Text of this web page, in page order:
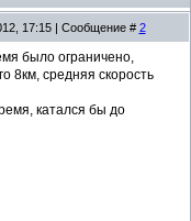
17:15 | Сообщение # 2
было ограничено,
8км, средняя скорость
катался бы до